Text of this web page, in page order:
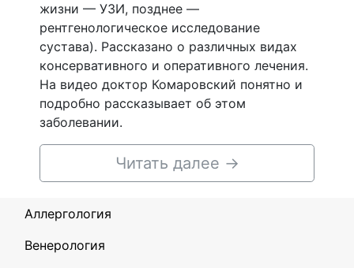
жизни — УЗИ, позднее —
рентгенологическое исследование
сустава). Рассказано о различных видах
консервативного и оперативного лечения.
На видео доктор Комаровский понятно и
подробно рассказывает об этом
заболевании.
Читать далее →
Аллергология
Венерология